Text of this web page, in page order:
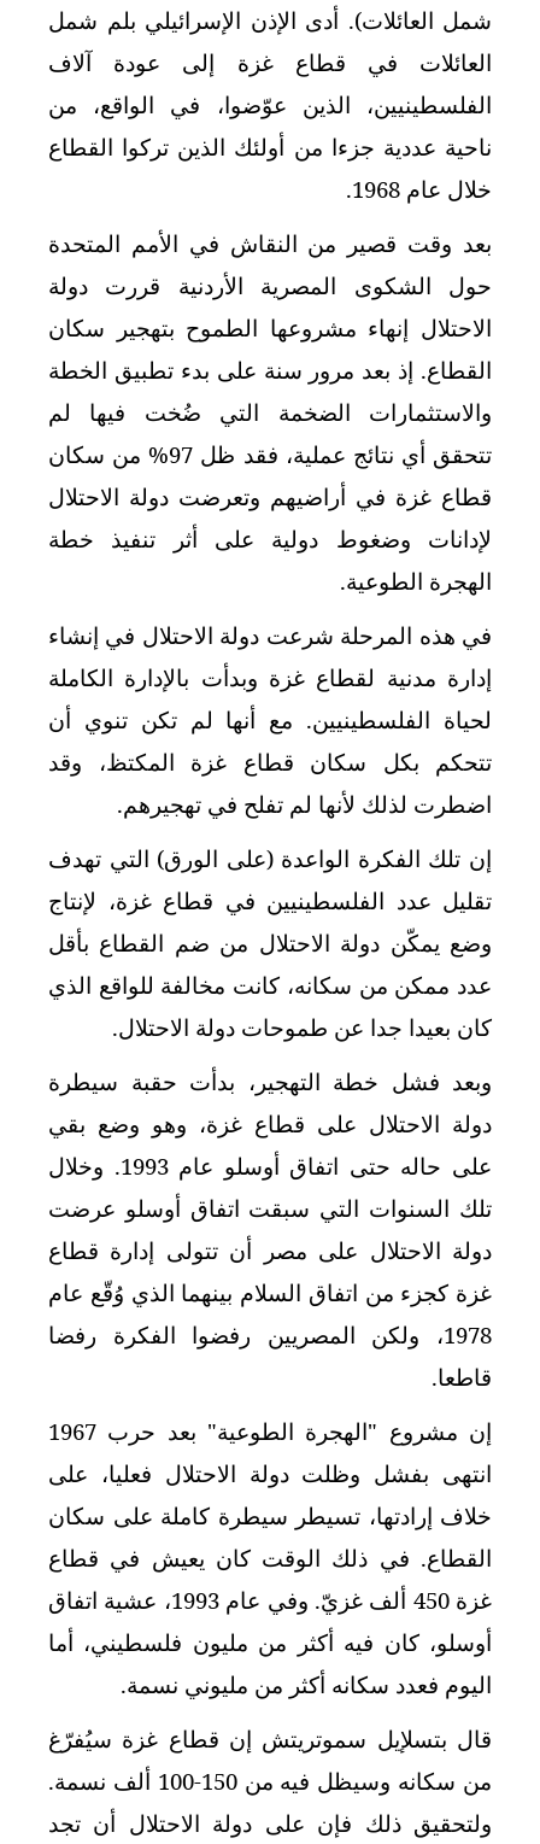
شمل العائلات). أدى الإذن الإسرائيلي بلم شمل
العائلات في قطاع غزة إلى عودة آلاف
الفلسطينيين، الذين عوّضوا، في الواقع، من
ناحية عددية جزءا من أولئك الذين تركوا القطاع
خلال عام 1968.
بعد وقت قصير من النقاش في الأمم المتحدة
حول الشكوى المصرية الأردنية قررت دولة
الاحتلال إنهاء مشروعها الطموح بتهجير سكان
القطاع. إذ بعد مرور سنة على بدء تطبيق الخطة
والاستثمارات الضخمة التي ضُخت فيها لم
تتحقق أي نتائج عملية، فقد ظل 97% من سكان
قطاع غزة في أراضيهم وتعرضت دولة الاحتلال
لإدانات وضغوط دولية على أثر تنفيذ خطة
الهجرة الطوعية.
في هذه المرحلة شرعت دولة الاحتلال في إنشاء
إدارة مدنية لقطاع غزة وبدأت بالإدارة الكاملة
لحياة الفلسطينيين. مع أنها لم تكن تنوي أن
تتحكم بكل سكان قطاع غزة المكتظ، وقد
اضطرت لذلك لأنها لم تفلح في تهجيرهم.
إن تلك الفكرة الواعدة (على الورق) التي تهدف
تقليل عدد الفلسطينيين في قطاع غزة، لإنتاج
وضع يمكّن دولة الاحتلال من ضم القطاع بأقل
عدد ممكن من سكانه، كانت مخالفة للواقع الذي
كان بعيدا جدا عن طموحات دولة الاحتلال.
وبعد فشل خطة التهجير، بدأت حقبة سيطرة
دولة الاحتلال على قطاع غزة، وهو وضع بقي
على حاله حتى اتفاق أوسلو عام 1993. وخلال
تلك السنوات التي سبقت اتفاق أوسلو عرضت
دولة الاحتلال على مصر أن تتولى إدارة قطاع
غزة كجزء من اتفاق السلام بينهما الذي وُقّع عام
1978، ولكن المصريين رفضوا الفكرة رفضا
قاطعا.
إن مشروع "الهجرة الطوعية" بعد حرب 1967
انتهى بفشل وظلت دولة الاحتلال فعليا، على
خلاف إرادتها، تسيطر سيطرة كاملة على سكان
القطاع. في ذلك الوقت كان يعيش في قطاع
غزة 450 ألف غزيّ. وفي عام 1993، عشية اتفاق
أوسلو، كان فيه أكثر من مليون فلسطيني، أما
اليوم فعدد سكانه أكثر من مليوني نسمة.
قال بتسلإيل سموتريتش إن قطاع غزة سيُفرّغ
من سكانه وسيظل فيه من 150-100 ألف نسمة.
ولتحقيق ذلك فإن على دولة الاحتلال أن تجد